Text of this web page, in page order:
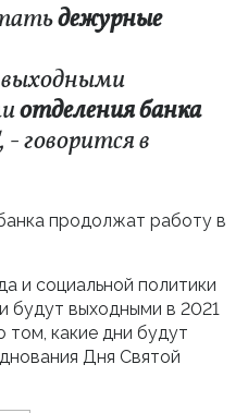
дежурные
выходными
отделения банка
- говорится в
продолжат работу в
и социальной политики
будут выходными в 2021
том, какие дни будут
Дня Святой